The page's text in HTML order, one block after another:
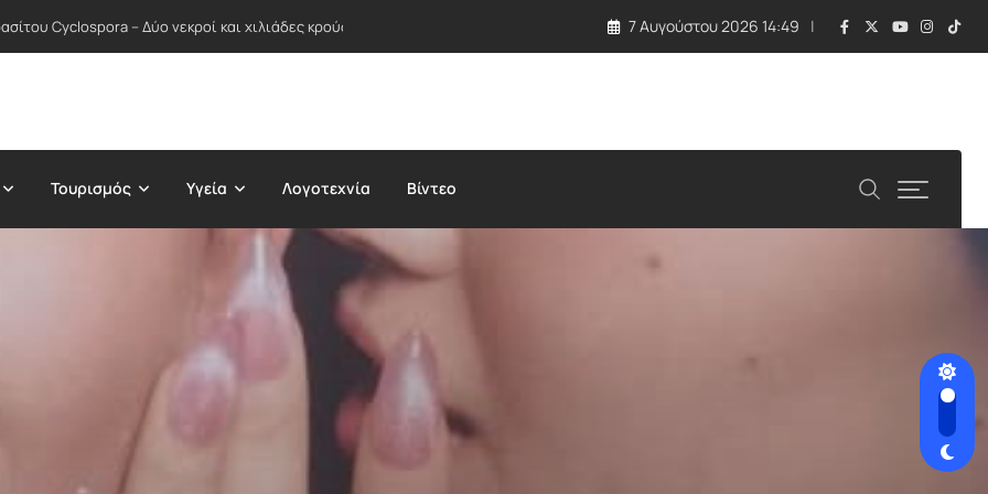
Cyclospora – Δύο νεκροί και χιλιάδες κρούσματα σε δεκάδες Πολιτείες 7 Αυγούστου 2026 14:49
Τουρισμός Υγεία Λογοτεχνία Βίντεο